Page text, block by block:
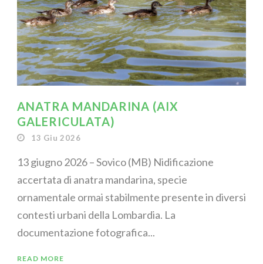
ANATRA MANDARINA (AIX
GALERICULATA)
13 Giu 2026
13 giugno 2026 – Sovico (MB) Nidificazione
accertata di anatra mandarina, specie
ornamentale ormai stabilmente presente in diversi
contesti urbani della Lombardia. La
documentazione fotografica...
READ MORE